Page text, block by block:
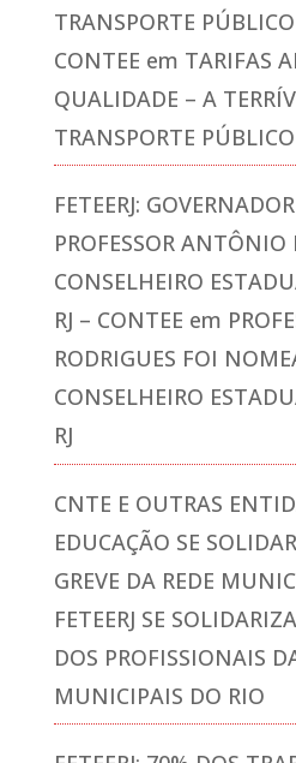
TRANSPORTE
CONTEE em TARIFAS
QUALIDADE – A
TRANSPORTE
FETEERJ:
PROFESSOR ANTÔNIO
CONSELHEIRO
RJ – CONTEE em
RODRIGUES FOI
CONSELHEIRO
RJ
CNTE E OUTRAS
EDUCAÇÃO SE
GREVE DA REDE
FETEERJ SE
DOS PROFISSIONAIS
MUNICIPAIS DO RIO